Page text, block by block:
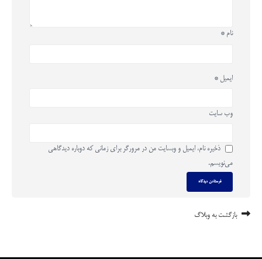
نام *
ایمیل *
وب‌ سایت
ذخیره نام، ایمیل و وبسایت من در مرورگر برای زمانی که دوباره دیدگاهی
می‌نویسم.
بازگشت به وبلاگ